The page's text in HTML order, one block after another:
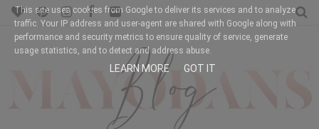
This site uses cookies from Google to deliver its services and to analyze
traffic. Your IP address and user-agent are shared with Google along with
performance and security metrics to ensure quality of service, generate
usage statistics, and to detect and address abuse.
LEARN MORE GOT IT